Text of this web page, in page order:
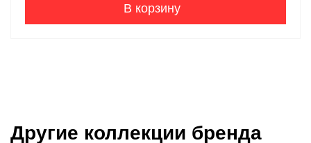
В корзину
Другие коллекции бренда